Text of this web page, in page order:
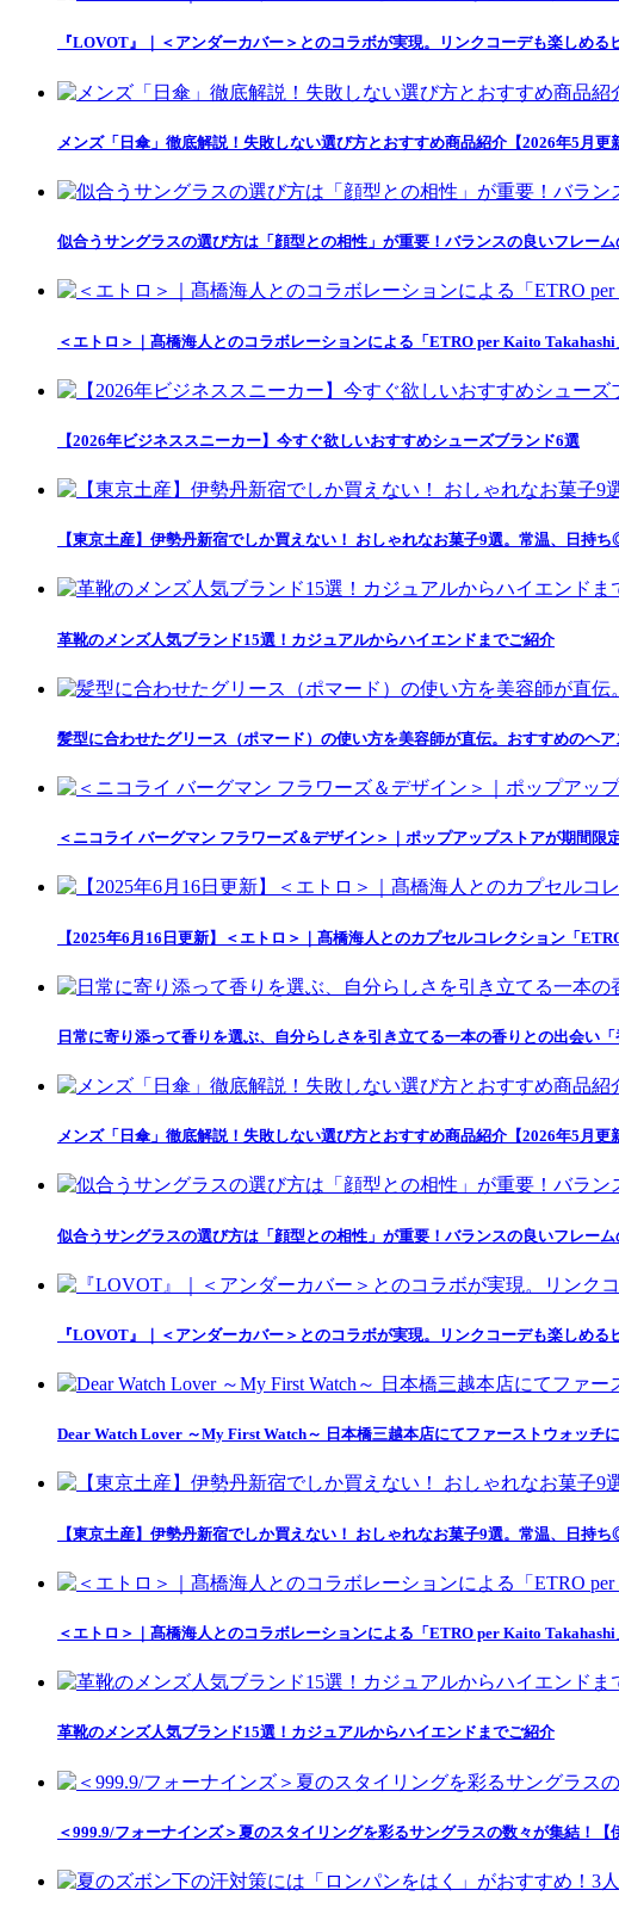
『LOVOT』｜＜アンダーカバー＞とのコラボが実現。リンクコーデも楽しめる
メンズ「日傘」徹底解説！失敗しない選び方とおすすめ商品紹介【2026年5月更
似合うサングラスの選び方は「顔型との相性」が重要！バランスの良いフレーム
＜エトロ＞｜髙橋海人とのコラボレーションによる「ETRO per Kaito
【2026年ビジネススニーカー】今すぐ欲しいおすすめシューズブランド6選
【東京土産】伊勢丹新宿でしか買えない！ おしゃれなお菓子9選。常温、日持
革靴のメンズ人気ブランド15選！カジュアルからハイエンドまでご紹介
髪型に合わせたグリース（ポマード）の使い方を美容師が直伝。おすすめのヘ
＜ニコライ バーグマン フラワーズ＆デザイン＞｜ポップアップストアが期間限
【2025年6月16日更新】＜エトロ＞｜髙橋海人とのカプセルコレクション「
日常に寄り添って香りを選ぶ、自分らしさを引き立てる一本の香りとの出会い
メンズ「日傘」徹底解説！失敗しない選び方とおすすめ商品紹介【2026年5月更
似合うサングラスの選び方は「顔型との相性」が重要！バランスの良いフレーム
『LOVOT』｜＜アンダーカバー＞とのコラボが実現。リンクコーデも楽しめる
Dear Watch Lover ～My First Watch～ 日本橋三越本店にてファーストウォッチ
【東京土産】伊勢丹新宿でしか買えない！ おしゃれなお菓子9選。常温、日持
＜エトロ＞｜髙橋海人とのコラボレーションによる「ETRO per Kaito
革靴のメンズ人気ブランド15選！カジュアルからハイエンドまでご紹介
＜999.9/フォーナインズ＞夏のスタイリングを彩るサングラスの数々が集結！【